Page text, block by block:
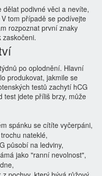
dělat podivné věci a nevíte,
tom případě se podívejte
rozpoznat první znaky
po oplodnění. Hlavní
produkovat, jakmile se
testů zachytí hCG
test jdete příliš brzy, může
spánku se cítíte vyčerpáni,
nateklé,
působí na ledviny,
jako "ranní nevolnost",